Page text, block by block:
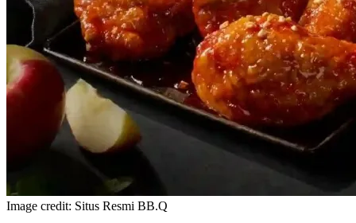
Image credit: Situs Resmi BB.Q